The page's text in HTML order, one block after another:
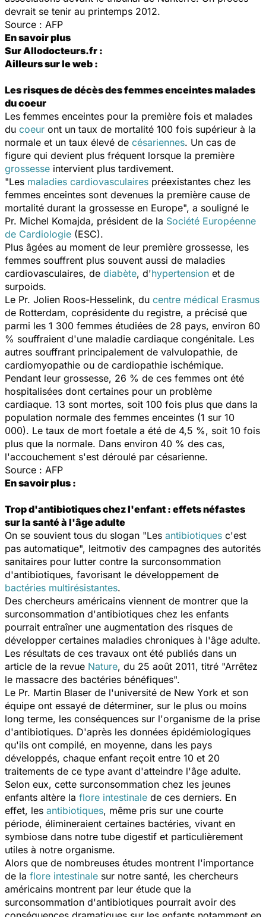
devrait se tenir au printemps 2012.
Source : AFP
En savoir plus
Sur Allodocteurs.fr :
Ailleurs sur le web :
Les risques de décès des femmes enceintes malades
du coeur
Les femmes enceintes pour la première fois et malades
du coeur ont un taux de mortalité 100 fois supérieur à la
normale et un taux élevé de césariennes. Un cas de
figure qui devient plus fréquent lorsque la première
grossesse intervient plus tardivement.
"Les maladies cardiovasculaires préexistantes chez les
femmes enceintes sont devenues la première cause de
mortalité durant la grossesse en Europe", a souligné le
Pr. Michel Komajda, président de la Société Européenne
de Cardiologie (ESC).
Plus âgées au moment de leur première grossesse, les
femmes souffrent plus souvent aussi de maladies
cardiovasculaires, de diabète, d'hypertension et de
surpoids.
Le Pr. Jolien Roos-Hesselink, du centre médical Erasmus
de Rotterdam, coprésidente du registre, a précisé que
parmi les 1 300 femmes étudiées de 28 pays, environ 60
% souffraient d'une maladie cardiaque congénitale. Les
autres souffrant principalement de valvulopathie, de
cardiomyopathie ou de cardiopathie ischémique.
Pendant leur grossesse, 26 % de ces femmes ont été
hospitalisées dont certaines pour un problème
cardiaque. 13 sont mortes, soit 100 fois plus que dans la
population normale des femmes enceintes (1 sur 10
000). Le taux de mort foetale a été de 4,5 %, soit 10 fois
plus que la normale. Dans environ 40 % des cas,
l'accouchement s'est déroulé par césarienne.
Source : AFP
En savoir plus :
Trop d'antibiotiques chez l'enfant : effets néfastes
sur la santé à l'âge adulte
On se souvient tous du slogan "Les antibiotiques c'est
pas automatique", leitmotiv des campagnes des autorités
sanitaires pour lutter contre la surconsommation
d'antibiotiques, favorisant le développement de
bactéries multirésistantes.
Des chercheurs américains viennent de montrer que la
surconsommation d'antibiotiques chez les enfants
pourrait entraîner une augmentation des risques de
développer certaines maladies chroniques à l'âge adulte.
Les résultats de ces travaux ont été publiés dans un
article de la revue Nature, du 25 août 2011, titré "Arrêtez
le massacre des bactéries bénéfiques".
Le Pr. Martin Blaser de l'université de New York et son
équipe ont essayé de déterminer, sur le plus ou moins
long terme, les conséquences sur l'organisme de la prise
d'antibiotiques. D'après les données épidémiologiques
qu'ils ont compilé, en moyenne, dans les pays
développés, chaque enfant reçoit entre 10 et 20
traitements de ce type avant d'atteindre l'âge adulte.
Selon eux, cette surconsommation chez les jeunes
enfants altère la flore intestinale de ces derniers. En
effet, les antibiotiques, même pris sur une courte
période, élimineraient certaines bactéries, vivant en
symbiose dans notre tube digestif et particulièrement
utiles à notre organisme.
Alors que de nombreuses études montrent l'importance
de la flore intestinale sur notre santé, les chercheurs
américains montrent par leur étude que la
surconsommation d'antibiotiques pourrait avoir des